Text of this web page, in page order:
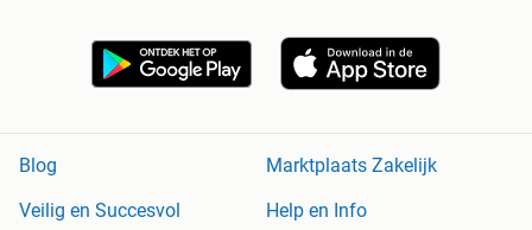
Blog
Marktplaats Zakelijk
Veilig en Succesvol
Help en Info